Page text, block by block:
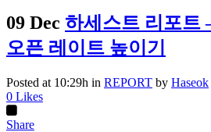
09 Dec 하세스트 리포트
오픈 레이트 높이기
Posted at 10:29h in REPORT by Haseok
0 Likes
Share